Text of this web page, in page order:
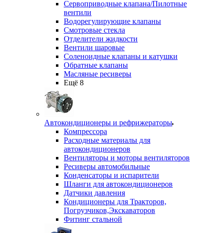
Сервоприводные клапана/Пилотные
вентили
Водорегулирующие клапаны
Смотровые стекла
Отделители жидкости
Вентили шаровые
Соленоидные клапаны и катушки
Обратные клапаны
Масляные ресиверы
Ещё 8
Автокондиционеры и рефрижераторы
Компрессора
Расходные материалы для
автокондиционеров
Вентиляторы и моторы вентиляторов
Ресиверы автомобильные
Конденсаторы и испарители
Шланги для автокондиционеров
Датчики давления
Кондиционеры для Тракторов,
Погрузчиков,Экскаваторов
Фитинг стальной